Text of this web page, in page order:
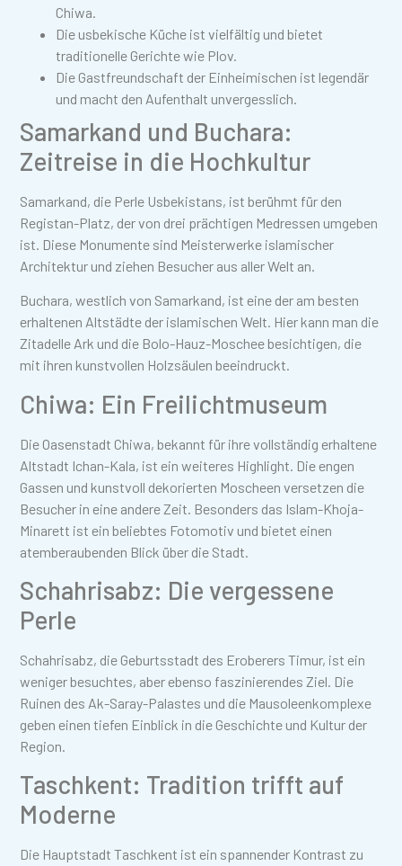
Chiwa.
Die usbekische Küche ist vielfältig und bietet
traditionelle Gerichte wie Plov.
Die Gastfreundschaft der Einheimischen ist legendär
und macht den Aufenthalt unvergesslich.
Samarkand und Buchara:
Zeitreise in die Hochkultur
Samarkand, die Perle Usbekistans, ist berühmt für den
Registan-Platz, der von drei prächtigen Medressen umgeben
ist. Diese Monumente sind Meisterwerke islamischer
Architektur und ziehen Besucher aus aller Welt an.
Buchara, westlich von Samarkand, ist eine der am besten
erhaltenen Altstädte der islamischen Welt. Hier kann man die
Zitadelle Ark und die Bolo-Hauz-Moschee besichtigen, die
mit ihren kunstvollen Holzsäulen beeindruckt.
Chiwa: Ein Freilichtmuseum
Die Oasenstadt Chiwa, bekannt für ihre vollständig erhaltene
Altstadt Ichan-Kala, ist ein weiteres Highlight. Die engen
Gassen und kunstvoll dekorierten Moscheen versetzen die
Besucher in eine andere Zeit. Besonders das Islam-Khoja-
Minarett ist ein beliebtes Fotomotiv und bietet einen
atemberaubenden Blick über die Stadt.
Schahrisabz: Die vergessene
Perle
Schahrisabz, die Geburtsstadt des Eroberers Timur, ist ein
weniger besuchtes, aber ebenso faszinierendes Ziel. Die
Ruinen des Ak-Saray-Palastes und die Mausoleenkomplexe
geben einen tiefen Einblick in die Geschichte und Kultur der
Region.
Taschkent: Tradition trifft auf
Moderne
Die Hauptstadt Taschkent ist ein spannender Kontrast zu